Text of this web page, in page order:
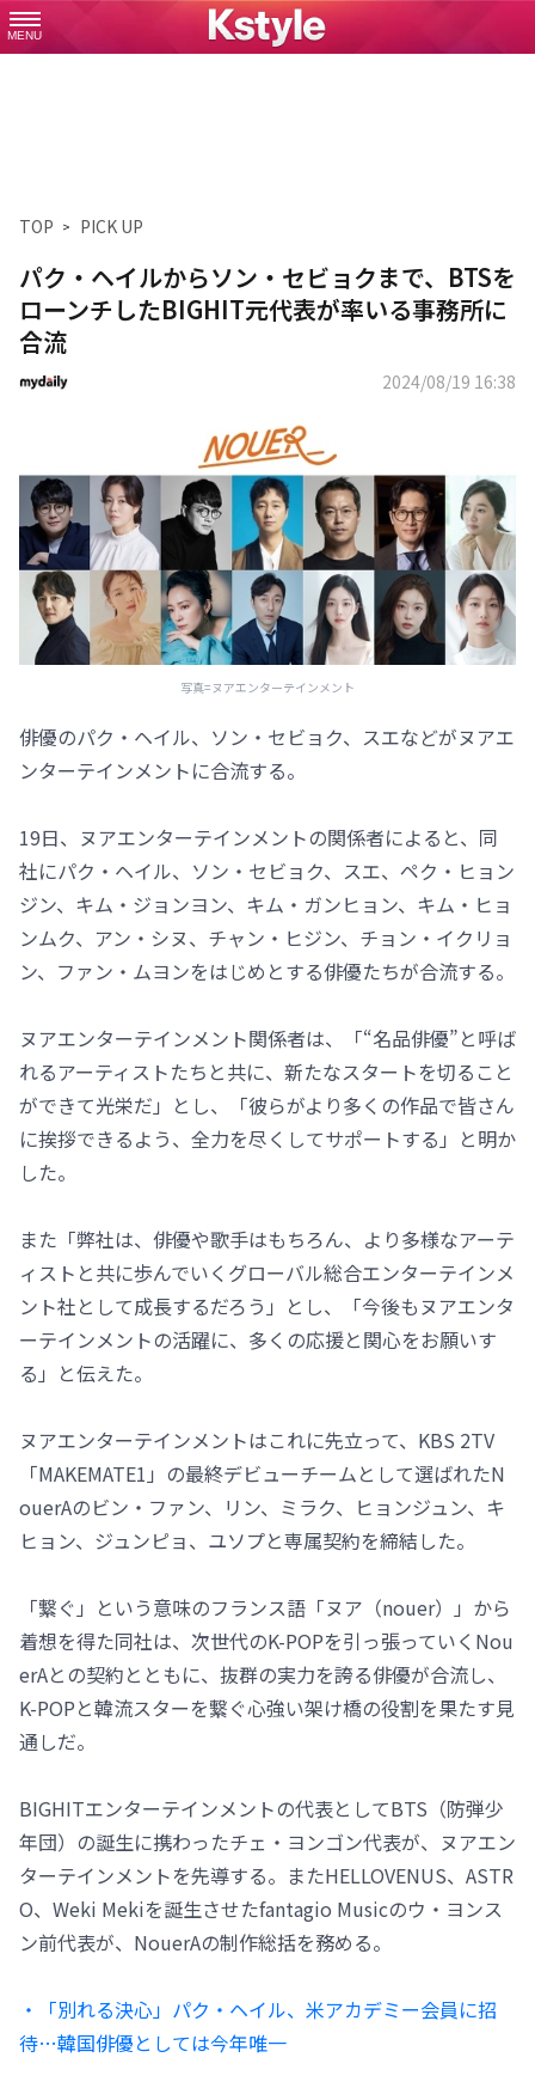
MENU
TOP PICK UP
パク・ヘイルからソン・セビョクまで、BTSを
ローンチしたBIGHIT元代表が率いる事務所に
合流
2024/08/19 16:38
写真=ヌアエンターテインメント
俳優のパク・ヘイル、ソン・セビョク、スエなどがヌアエ
ンターテインメントに合流する。
19日、ヌアエンターテインメントの関係者によると、同
社にパク・ヘイル、ソン・セビョク、スエ、ペク・ヒョン
ジン、キム・ジョンヨン、キム・ガンヒョン、キム・ヒョ
ンムク、アン・シヌ、チャン・ヒジン、チョン・イクリョ
ン、ファン・ムヨンをはじめとする俳優たちが合流する。
ヌアエンターテインメント関係者は、「“名品俳優”と呼ば
れるアーティストたちと共に、新たなスタートを切ること
ができて光栄だ」とし、「彼らがより多くの作品で皆さん
に挨拶できるよう、全力を尽くしてサポートする」と明か
した。
また「弊社は、俳優や歌手はもちろん、より多様なアーテ
ィストと共に歩んでいくグローバル総合エンターテインメ
ント社として成長するだろう」とし、「今後もヌアエンタ
ーテインメントの活躍に、多くの応援と関心をお願いす
る」と伝えた。
ヌアエンターテインメントはこれに先立って、KBS 2TV
「MAKEMATE1」の最終デビューチームとして選ばれたN
ouerAのビン・ファン、リン、ミラク、ヒョンジュン、キ
ヒョン、ジュンピョ、ユソプと専属契約を締結した。
「繋ぐ」という意味のフランス語「ヌア（nouer）」から
着想を得た同社は、次世代のK-POPを引っ張っていくNou
erAとの契約とともに、抜群の実力を誇る俳優が合流し、
K-POPと韓流スターを繋ぐ心強い架け橋の役割を果たす見
通しだ。
BIGHITエンターテインメントの代表としてBTS（防弾少
年団）の誕生に携わったチェ・ヨンゴン代表が、ヌアエン
ターテインメントを先導する。またHELLOVENUS、ASTR
O、Weki Mekiを誕生させたfantagio Musicのウ・ヨンス
ン前代表が、NouerAの制作総括を務める。
・「別れる決心」パク・ヘイル、米アカデミー会員に招
待…韓国俳優としては今年唯一